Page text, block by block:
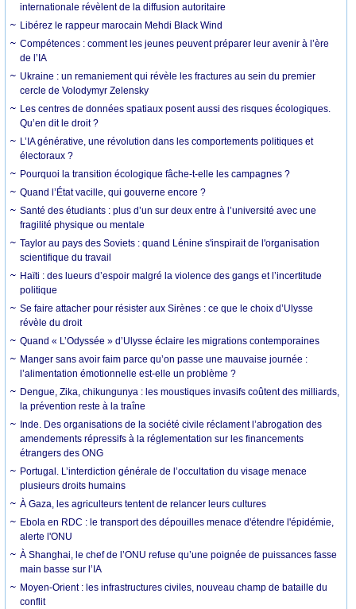
internationale révèlent de la diffusion autoritaire
Libérez le rappeur marocain Mehdi Black Wind
Compétences : comment les jeunes peuvent préparer leur avenir à l’ère
de l’IA
Ukraine : un remaniement qui révèle les fractures au sein du premier
cercle de Volodymyr Zelensky
Les centres de données spatiaux posent aussi des risques écologiques.
Qu’en dit le droit ?
L’IA générative, une révolution dans les comportements politiques et
électoraux ?
Pourquoi la transition écologique fâche-t-elle les campagnes ?
Quand l’État vacille, qui gouverne encore ?
Santé des étudiants : plus d’un sur deux entre à l’université avec une
fragilité physique ou mentale
Taylor au pays des Soviets : quand Lénine s'inspirait de l'organisation
scientifique du travail
Haïti : des lueurs d’espoir malgré la violence des gangs et l’incertitude
politique
Se faire attacher pour résister aux Sirènes : ce que le choix d’Ulysse
révèle du droit
Quand « L’Odyssée » d’Ulysse éclaire les migrations contemporaines
Manger sans avoir faim parce qu’on passe une mauvaise journée :
l’alimentation émotionnelle est-elle un problème ?
Dengue, Zika, chikungunya : les moustiques invasifs coûtent des milliards,
la prévention reste à la traîne
Inde. Des organisations de la société civile réclament l’abrogation des
amendements répressifs à la réglementation sur les financements
étrangers des ONG
Portugal. L’interdiction générale de l’occultation du visage menace
plusieurs droits humains
À Gaza, les agriculteurs tentent de relancer leurs cultures
Ebola en RDC : le transport des dépouilles menace d'étendre l'épidémie,
alerte l'ONU
À Shanghai, le chef de l’ONU refuse qu’une poignée de puissances fasse
main basse sur l’IA
Moyen-Orient : les infrastructures civiles, nouveau champ de bataille du
conflit